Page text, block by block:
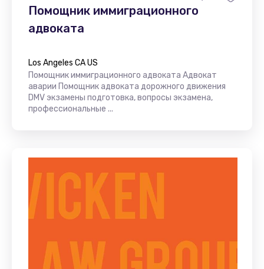
Помощник иммиграционного
адвоката
Los Angeles CA US
Помощник иммиграционного адвоката Адвокат
аварии Помощник адвоката дорожного движения
DMV экзамены подготовка, вопросы экзамена,
профессиональные ...